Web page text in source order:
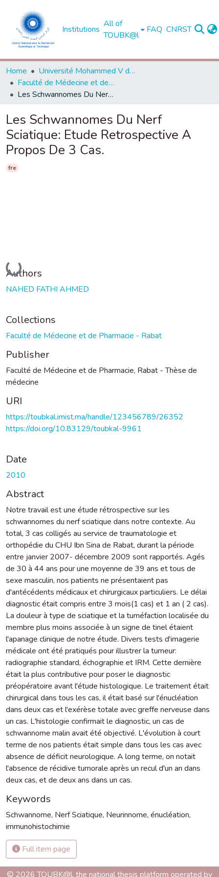
Institutions
All of
TOUBK@l
FAQ CNRST
Home
Université Mohammed V de Rabat
Faculté de Médecine et de Pharmacie - Rabat
Les Schwannomes Du Nerf Sciatique: Etude Retrospective A Propos De 3 Cas.
Les Schwannomes Du Nerf
Sciatique: Etude Retrospective A
Propos De 3 Cas.
fre
Loading...
Authors
NAHED FATHI AHMED
Collections
Faculté de Médecine et de Pharmacie - Rabat
Publisher
Faculté de Médecine et de Pharmacie, Rabat - Thèse de
médecine
URI
https://toubkal.imist.ma/handle/123456789/26352
https://doi.org/10.83129/toubkal-9961
Date
2010
Abstract
Notre travail est une étude rétrospective sur les
schwannomes du nerf sciatique dans notre contexte. Au
total, 3 cas colligés au service de traumatologie et
orthopédie du CHU Ibn Sina de Rabat, durant la période
entre janvier 2007- décembre 2009 sont rapportés. Agés
de 30 à 44 ans pour une moyenne de 39 ans et tous de
sexe masculin, nos patients ne présentaient pas
d'antécédents médicaux et chirurgicaux particuliers. Le délai
diagnostic était compris entre 3 mois(1 cas) et 1 an ( 2 cas).
La douleur à type de sciatique et la tuméfaction localisée du
membre plus moins associée à un signe de tinel étaient
l'apanage clinique de notre étude. Divers tests d'imagerie
médicale ont été pratiqués pour illustrer la tumeur:
radiographie standard, échographie et IRM. Cette dernière
était la plus contributive pour poser le diagnostic
préopératoire avant l'étude histologique. Le traitement était
chirurgical dans tous les cas, il était basé sur l'énucléation
dans deux cas et l'exérèse totale avec greffe nerveuse dans
un cas. L'histologie confirmait le diagnostic, un cas de
schwannome malin avait été objectivé. L'évolution à court
terme de nos patients était simple dans tous les cas avec
absence de déficit neurologique. A long terme, on notait
l'absence de récidive tumorale après un recul d'un an dans
deux cas, et de deux ans dans un cas.
Keywords
Schwannome, Nerf Sciatique, Neurinnome, énucléation,
immunohistochimie
Full item page
© 2026 TOUBK@l, the national thesis platform operated by